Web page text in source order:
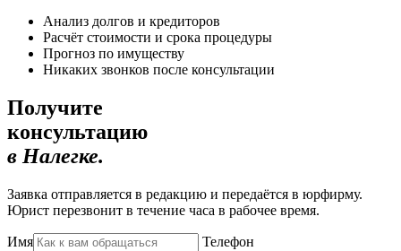
Анализ долгов и кредиторов
Расчёт стоимости и срока процедуры
Прогноз по имуществу
Никаких звонков после консультации
Получите
консультацию
в Налегке.
Заявка отправляется в редакцию и передаётся в юрфирму.
Юрист перезвонит в течение часа в рабочее время.
Имя Телефон